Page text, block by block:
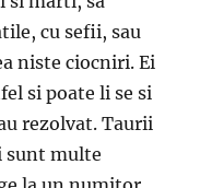
cu sefii, sau
niste ciocniri. Ei
si poate li se si
rezolvat. Taurii
sunt multe